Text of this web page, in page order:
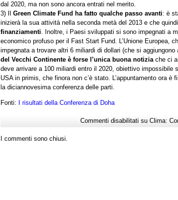
dal 2020, ma non sono ancora entrati nel merito.
3) Il Green Climate Fund ha fatto qualche passo avanti: è
inizierà la sua attività nella seconda metà del 2013 e che quindi
finanziamenti. Inoltre, i Paesi sviluppati si sono impegnati a
economico profuso per il Fast Start Fund. L’Unione Europea,
impegnata a trovare altri 6 miliardi di dollari (che si aggiungono
del Vecchi Continente è forse l’unica buona notiziache ci
deve arrivare a 100 miliardi entro il 2020, obiettivo impossibile
USA in primis, che finora non c’è stato. L’appuntamento ora è
la diciannovesima conferenza delle parti.
Fonti: I risultati della Conferenza di Doha
Commenti disabilitati su Clima:
I commenti sono chiusi.